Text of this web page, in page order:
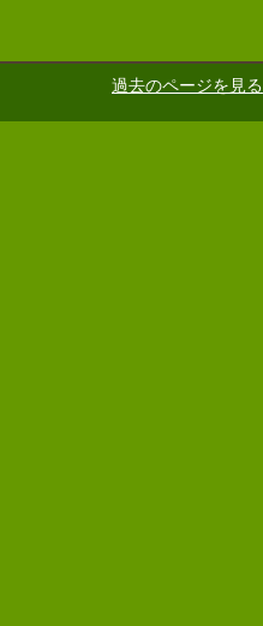
過去のページを見る